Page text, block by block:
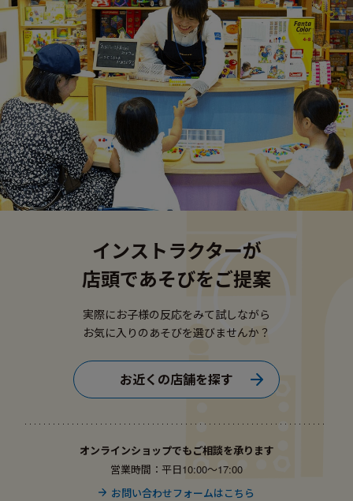
インストラクターが
店頭であそびをご提案
実際にお子様の反応をみて試しながら
お気に入りのあそびを選びませんか？
お近くの店舗を探す
オンラインショップでもご相談を承ります
営業時間：平日10:00〜17:00
お問い合わせフォームはこちら